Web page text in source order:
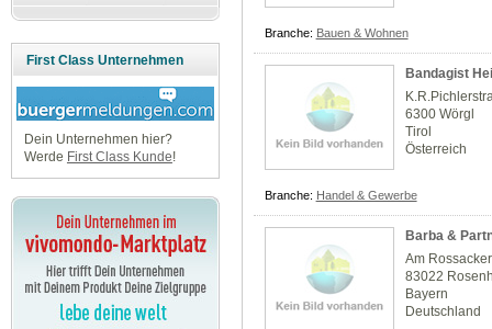
First Class Unternehmen
Dein Unternehmen hier?
Werde First Class Kunde!
Branche: Bauen & Wohnen
Bandagist
6300 Wörgl
Tirol
Österreich
Branche: Handel & Gewerbe
Barba &
Am
83022
Bayern
Deutschland